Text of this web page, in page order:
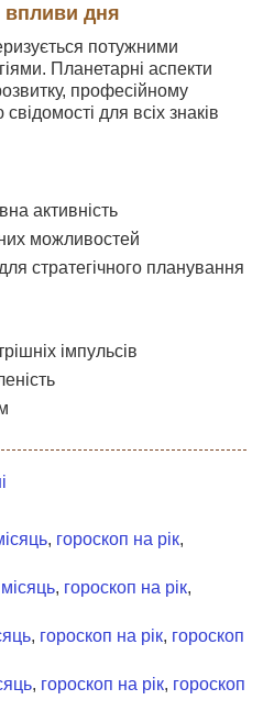
впливи дня
потужними
Планетарні аспекти
професійному
для всіх знаків
активність
можливостей
стратегічного планування
імпульсів
, гороскоп на рік,
, гороскоп на рік,
, гороскоп на рік, гороскоп
, гороскоп на рік, гороскоп